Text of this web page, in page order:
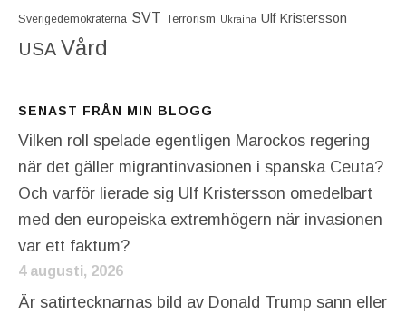
Sverigedemokraterna SVT Terrorism Ukraina Ulf Kristersson
USA Vård
SENAST FRÅN MIN BLOGG
Vilken roll spelade egentligen Marockos regering
när det gäller migrantinvasionen i spanska Ceuta?
Och varför lierade sig Ulf Kristersson omedelbart
med den europeiska extremhögern när invasionen
var ett faktum?
4 augusti, 2026
Är satirtecknarnas bild av Donald Trump sann eller